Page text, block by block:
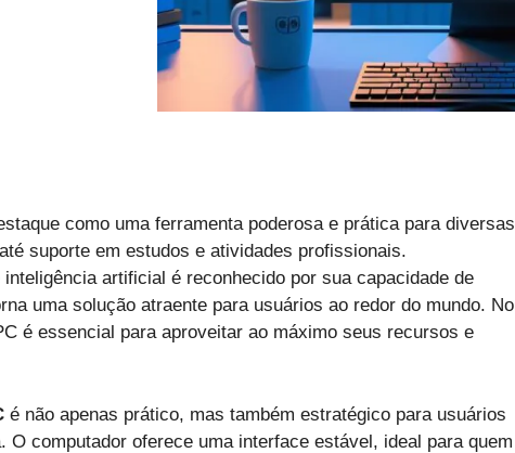
como uma ferramenta poderosa e prática para diversas
suporte em estudos e atividades profissionais.
artificial é reconhecido por sua capacidade de
uma solução atraente para usuários ao redor do mundo. No
é essencial para aproveitar ao máximo seus recursos e
é não apenas prático, mas também estratégico para usuários
computador oferece uma interface estável, ideal para quem